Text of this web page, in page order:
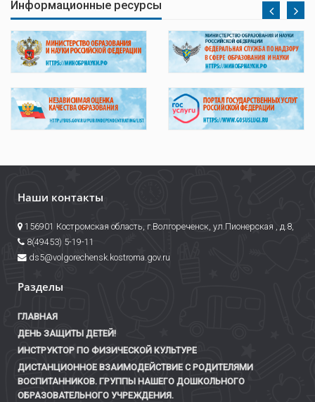
Информационные ресурсы
Наши контакты
156901 Костромская область, г.Волгореченск, ул.Пионерская , д.8,
8(49453) 5-19-11
ds5@volgorechensk.kostroma.gov.ru
Разделы
ГЛАВНАЯ
ДЕНЬ ЗАЩИТЫ ДЕТЕЙ!
ИНСТРУКТОР ПО ФИЗИЧЕСКОЙ КУЛЬТУРЕ
ДИСТАНЦИОННОЕ ВЗАИМОДЕЙСТВИЕ С РОДИТЕЛЯМИ
ВОСПИТАННИКОВ. ГРУППЫ НАШЕГО ДОШКОЛЬНОГО
ОБРАЗОВАТЕЛЬНОГО УЧРЕЖДЕНИЯ.